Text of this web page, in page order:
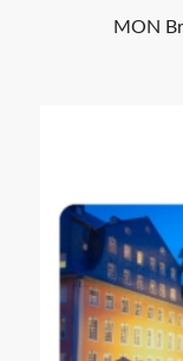
MON